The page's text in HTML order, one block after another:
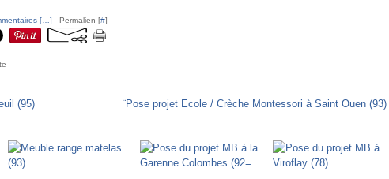
[ ] - Permalien [#]
(95) ¨Pose projet Ecole / Crèche Montessori à Saint Ouen (93)